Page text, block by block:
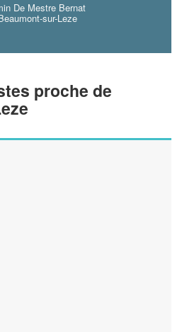
De Mestre Bernat
sur-Leze
proche de